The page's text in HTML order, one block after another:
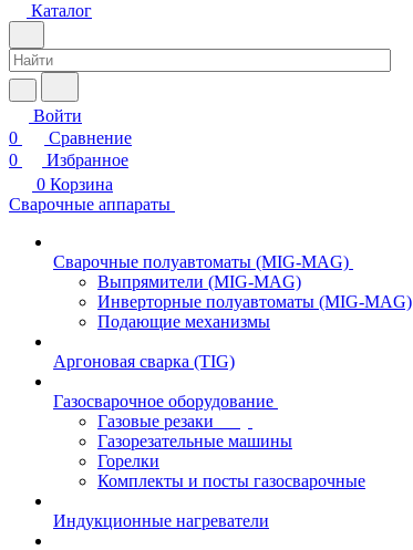
Каталог
Войти
0
Сравнение
0
Избранное
0 Корзина
Сварочные аппараты
Сварочные полуавтоматы (MIG-MAG)
Выпрямители (MIG-MAG)
Инверторные полуавтоматы (MIG-MAG)
Подающие механизмы
Аргоновая сварка (TIG)
Газосварочное оборудование
Газовые резаки
Газорезательные машины
Горелки
Комплекты и посты газосварочные
Индукционные нагреватели